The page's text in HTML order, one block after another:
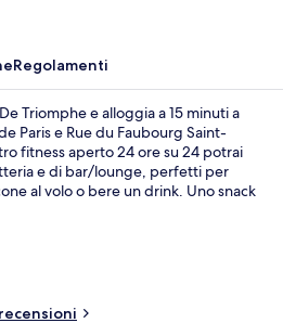
Regolamenti
Triomphe e alloggia a 15 minuti a
Paris e Rue du Faubourg Saint-
fitness aperto 24 ore su 24 potrai
e di bar/lounge, perfetti per
al volo o bere un drink. Uno snack
lodano il personale gentile della
base per spostarsi con i mezzi
Porte-Maillot si trova a 3 min a
Flore a 3.